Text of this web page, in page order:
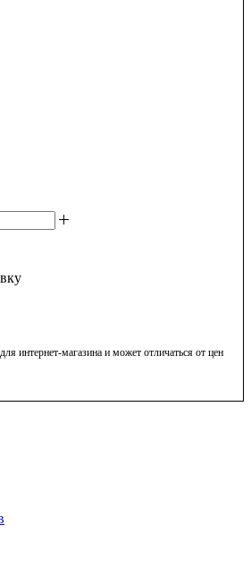
интернет-магазина и может отличаться от цен